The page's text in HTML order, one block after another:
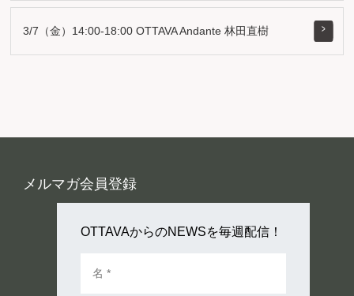
3/7（金）14:00-18:00 OTTAVA Andante 林田直樹
メルマガ会員登録
OTTAVAからのNEWSを毎週配信！